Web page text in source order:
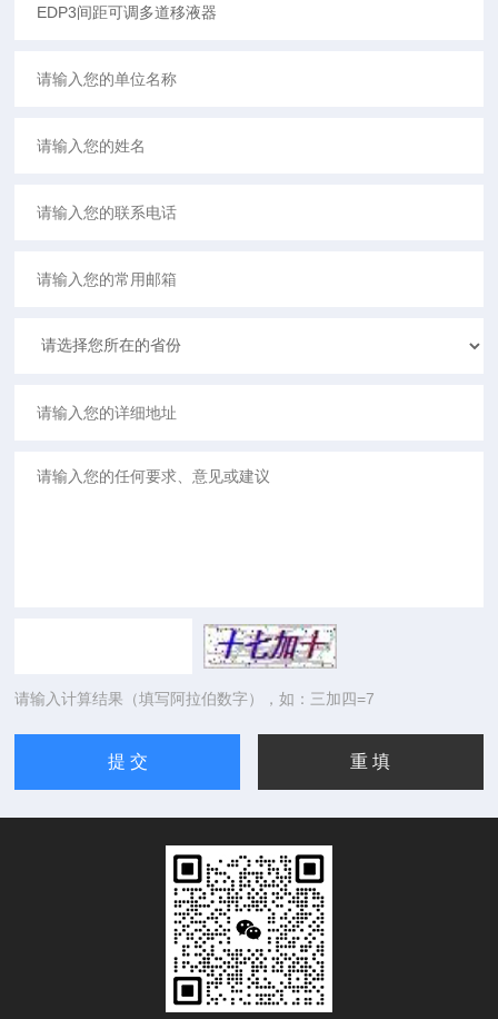
请输入计算结果（填写阿拉伯数字），如：三加四=7